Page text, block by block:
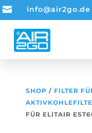
 info@air2go.de
SHOP / FILTER
FÜR ELITAIR